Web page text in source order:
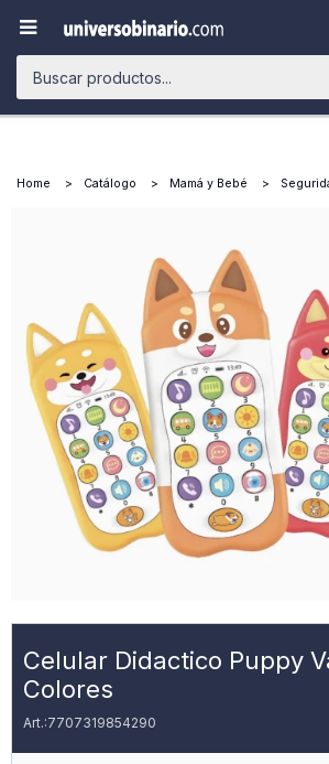

Home Catálogo Mamá y Bebé
Celular Didactico Puppy
Colores
7707319854290